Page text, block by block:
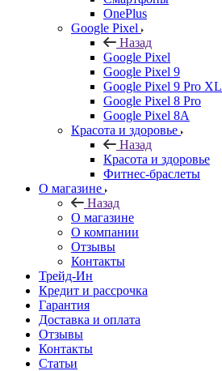
OnePlus
Google Pixel
Назад
Google Pixel
Google Pixel 9
Google Pixel 9 Pro XL
Google Pixel 8 Pro
Google Pixel 8A
Красота и здоровье
Назад
Красота и здоровье
Фитнес-браслеты
О магазине
Назад
О магазине
О компании
Отзывы
Контакты
Трейд-Ин
Кредит и рассрочка
Гарантия
Доставка и оплата
Отзывы
Контакты
Статьи